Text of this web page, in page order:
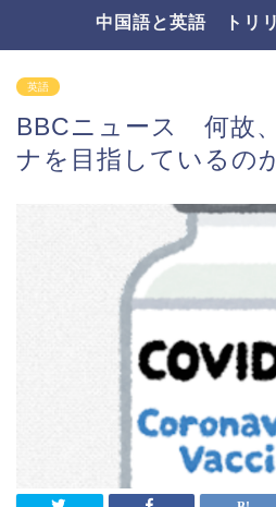
中国語と英語 トリ
英語
BBCニュース 何故
ナを目指しているの